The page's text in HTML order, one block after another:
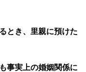
とき、里親に預けた
事実上の婚姻関係に